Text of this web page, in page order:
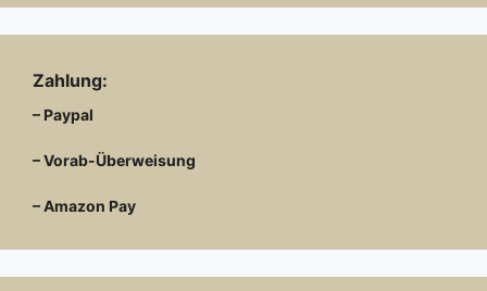
Zahlung:
– Paypal
– Vorab-Überweisung
– Amazon Pay